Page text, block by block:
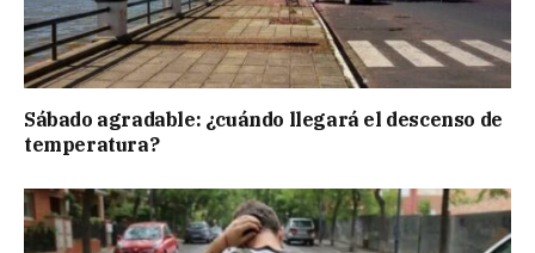
Sábado agradable: ¿cuándo llegará el descenso de
temperatura?